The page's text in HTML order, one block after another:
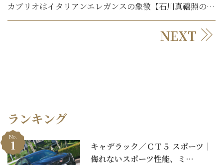
カブリオはイタリアンエレガンスの象徴【石川真禧照の名
車を利く】
NEXT
ランキング
キャデラック／ＣＴ５ スポーツ｜
侮れないスポーツ性能、ミ…
No.